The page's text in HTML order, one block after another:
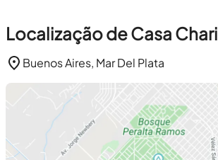
Localização de Casa Chari
Buenos Aires, Mar Del Plata